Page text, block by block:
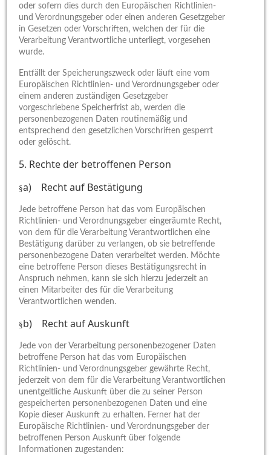
oder sofern dies durch den Europäischen Richtlinien-
und Verordnungsgeber oder einen anderen Gesetzgeber
in Gesetzen oder Vorschriften, welchen der für die
Verarbeitung Verantwortliche unterliegt, vorgesehen
wurde.
Entfällt der Speicherungszweck oder läuft eine vom
Europäischen Richtlinien- und Verordnungsgeber oder
einem anderen zuständigen Gesetzgeber
vorgeschriebene Speicherfrist ab, werden die
personenbezogenen Daten routinemäßig und
entsprechend den gesetzlichen Vorschriften gesperrt
oder gelöscht.
5. Rechte der betroffenen Person
§a) Recht auf Bestätigung
Jede betroffene Person hat das vom Europäischen
Richtlinien- und Verordnungsgeber eingeräumte Recht,
von dem für die Verarbeitung Verantwortlichen eine
Bestätigung darüber zu verlangen, ob sie betreffende
personenbezogene Daten verarbeitet werden. Möchte
eine betroffene Person dieses Bestätigungsrecht in
Anspruch nehmen, kann sie sich hierzu jederzeit an
einen Mitarbeiter des für die Verarbeitung
Verantwortlichen wenden.
§b) Recht auf Auskunft
Jede von der Verarbeitung personenbezogener Daten
betroffene Person hat das vom Europäischen
Richtlinien- und Verordnungsgeber gewährte Recht,
jederzeit von dem für die Verarbeitung Verantwortlichen
unentgeltliche Auskunft über die zu seiner Person
gespeicherten personenbezogenen Daten und eine
Kopie dieser Auskunft zu erhalten. Ferner hat der
Europäische Richtlinien- und Verordnungsgeber der
betroffenen Person Auskunft über folgende
Informationen zugestanden: